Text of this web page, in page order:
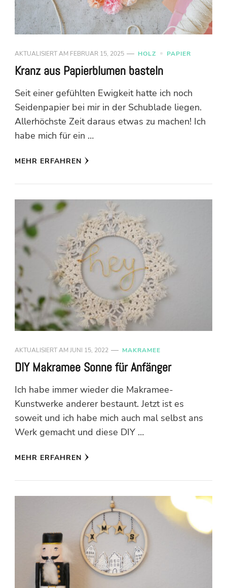
AKTUALISIERT AM FEBRUAR 15, 2025 HOLZ PAPIER
Kranz aus Papierblumen basteln
Seit einer gefühlten Ewigkeit hatte ich noch
Seidenpapier bei mir in der Schublade liegen.
Allerhöchste Zeit daraus etwas zu machen! Ich
habe mich für ein …
MEHR ERFAHREN
AKTUALISIERT AM JUNI 15, 2022 MAKRAMEE
DIY Makramee Sonne für Anfänger
Ich habe immer wieder die Makramee-
Kunstwerke anderer bestaunt. Jetzt ist es
soweit und ich habe mich auch mal selbst ans
Werk gemacht und diese DIY …
MEHR ERFAHREN